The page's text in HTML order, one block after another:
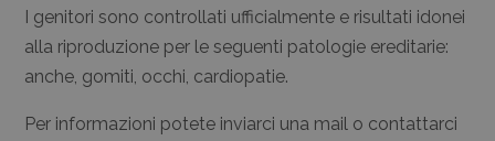
I genitori sono controllati ufficialmente e risultati idonei
alla riproduzione per le seguenti patologie ereditarie:
anche, gomiti, occhi, cardiopatie.
Per informazioni potete inviarci una mail o contattarci